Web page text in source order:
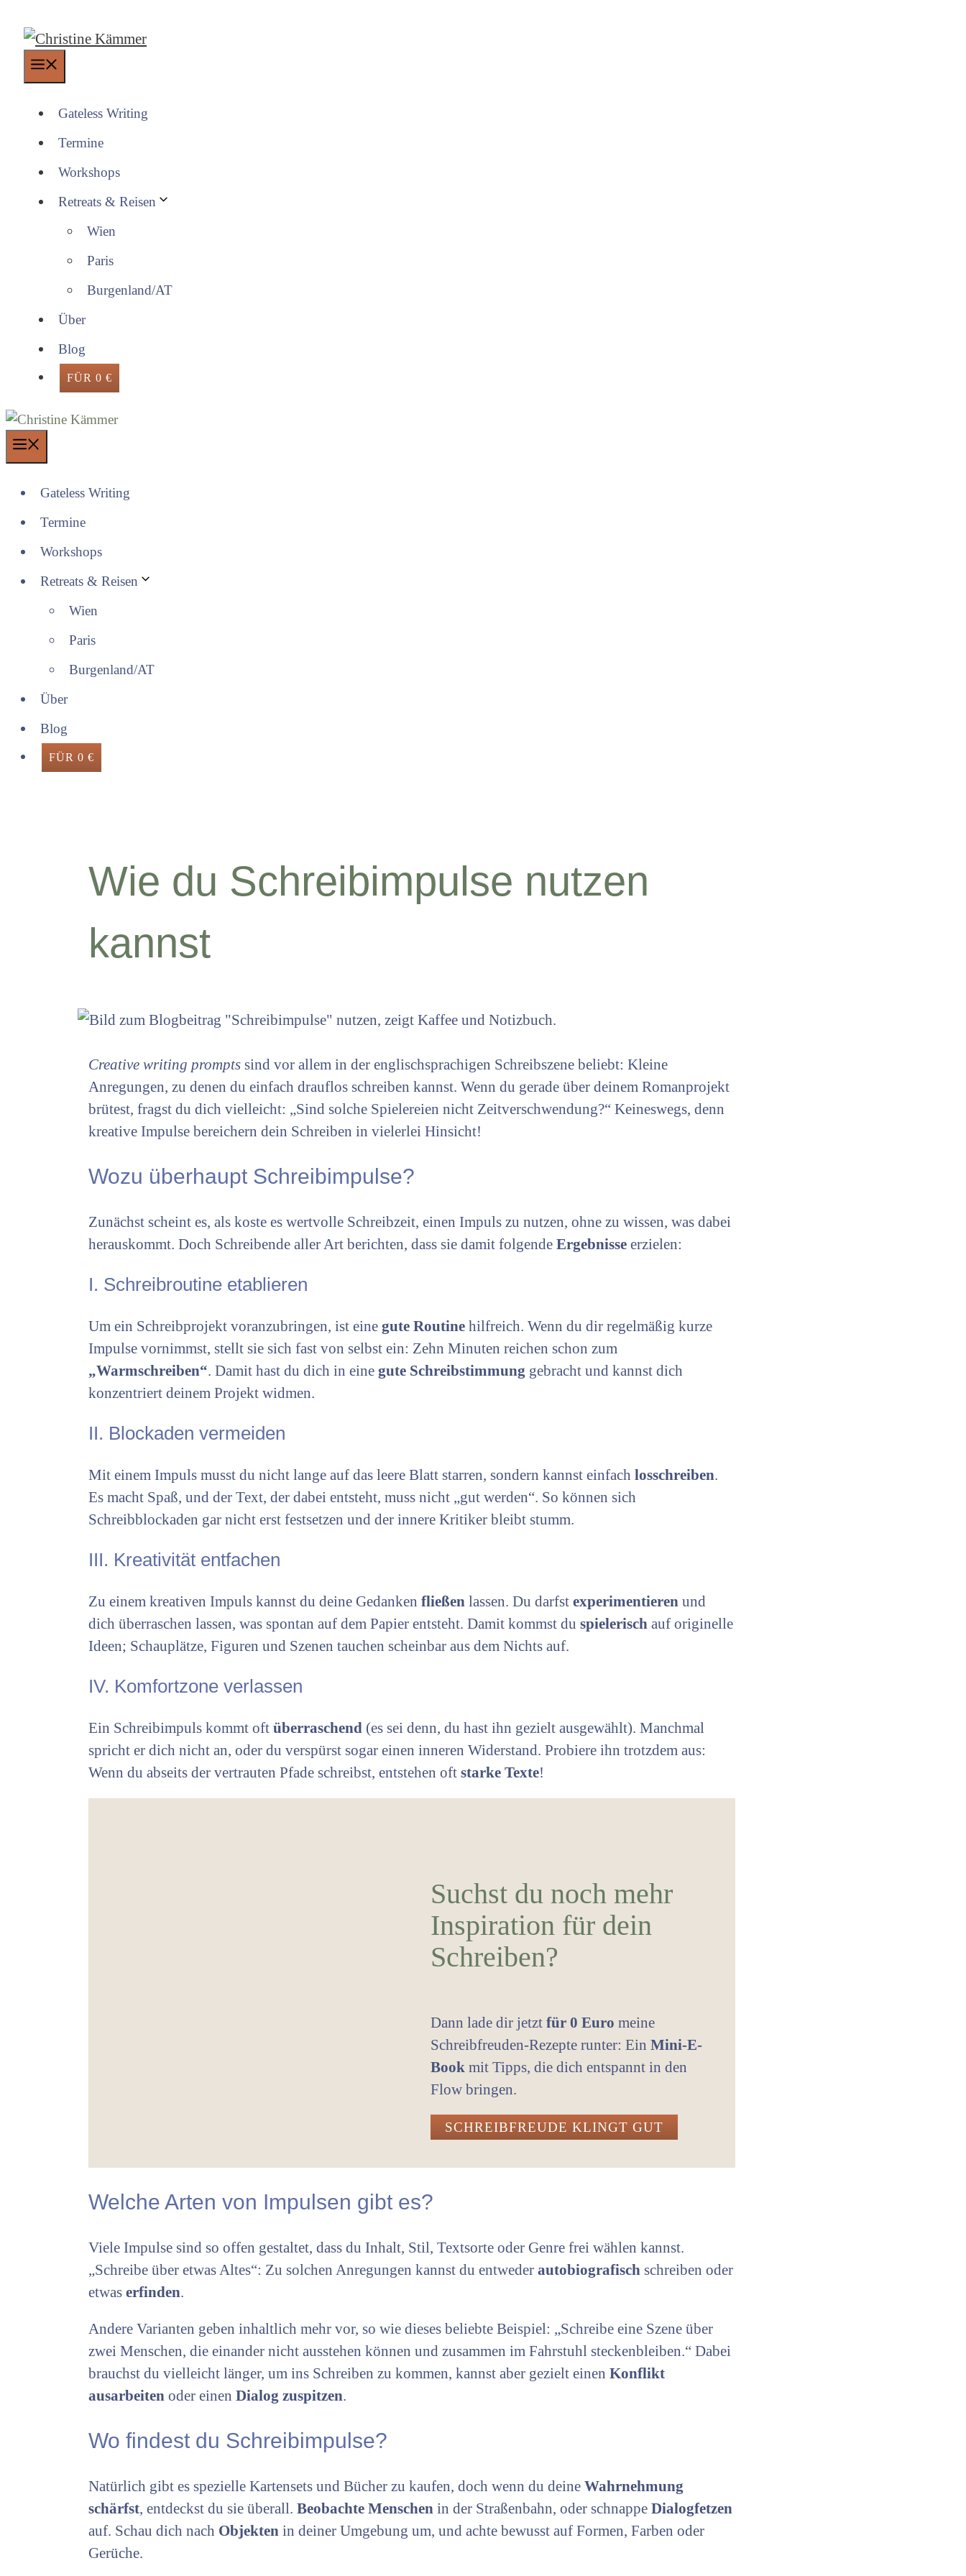
Inhalt
springen
Gateless Writing
Termine
Workshops
Retreats & Reisen
Wien
Paris
Burgenland/AT
Über
Blog
FÜR 0 €
Gateless Writing
Termine
Workshops
Retreats & Reisen
Wien
Paris
Burgenland/AT
Über
Blog
FÜR 0 €
Wie du Schreibimpulse nutzen
kannst
Creative writing prompts sind vor allem in der englischsprachigen Schreibszene beliebt: Kleine
Anregungen, zu denen du einfach drauflos schreiben kannst. Wenn du gerade über deinem Romanprojekt
brütest, fragst du dich vielleicht: „Sind solche Spielereien nicht Zeitverschwendung?“ Keineswegs, denn
kreative Impulse bereichern dein Schreiben in vielerlei Hinsicht!
Wozu überhaupt Schreibimpulse?
Zunächst scheint es, als koste es wertvolle Schreibzeit, einen Impuls zu nutzen, ohne zu wissen, was dabei
herauskommt. Doch Schreibende aller Art berichten, dass sie damit folgende Ergebnisse erzielen:
I. Schreibroutine etablieren
Um ein Schreibprojekt voranzubringen, ist eine gute Routine hilfreich. Wenn du dir regelmäßig kurze
Impulse vornimmst, stellt sie sich fast von selbst ein: Zehn Minuten reichen schon zum
„Warmschreiben“. Damit hast du dich in eine gute Schreibstimmung gebracht und kannst dich
konzentriert deinem Projekt widmen.
II. Blockaden vermeiden
Mit einem Impuls musst du nicht lange auf das leere Blatt starren, sondern kannst einfach losschreiben.
Es macht Spaß, und der Text, der dabei entsteht, muss nicht „gut werden“. So können sich
Schreibblockaden gar nicht erst festsetzen und der innere Kritiker bleibt stumm.
III. Kreativität entfachen
Zu einem kreativen Impuls kannst du deine Gedanken fließen lassen. Du darfst experimentieren und
dich überraschen lassen, was spontan auf dem Papier entsteht. Damit kommst du spielerisch auf originelle
Ideen; Schauplätze, Figuren und Szenen tauchen scheinbar aus dem Nichts auf.
IV. Komfortzone verlassen
Ein Schreibimpuls kommt oft überraschend (es sei denn, du hast ihn gezielt ausgewählt). Manchmal
spricht er dich nicht an, oder du verspürst sogar einen inneren Widerstand. Probiere ihn trotzdem aus:
Wenn du abseits der vertrauten Pfade schreibst, entstehen oft starke Texte!
Suchst du noch mehr
Inspiration für dein
Schreiben?
Dann lade dir jetztfür 0 Euro meine
Schreibfreuden-Rezepte runter: EinMini-E-
Book mit Tipps, die dich entspannt in den
Flow bringen.
SCHREIBFREUDE KLINGT GUT
Welche Arten von Impulsen gibt es?
Viele Impulse sind so offen gestaltet, dass du Inhalt, Stil, Textsorte oder Genre frei wählen kannst.
„Schreibe über etwas Altes“: Zu solchen Anregungen kannst du entweder autobiografisch schreiben oder
etwas erfinden
Andere Varianten geben inhaltlich mehr vor, so wie dieses beliebte Beispiel: „Schreibe eine Szene über
zwei Menschen, die einander nicht ausstehen können und zusammen im Fahrstuhl steckenbleiben.“ Dabei
brauchst du vielleicht länger, um ins Schreiben zu kommen, kannst aber gezielt einen Konflikt
ausarbeiten oder einen Dialog zuspitzen.
Wo findest du Schreibimpulse?
Natürlich gibt es spezielle Kartensets und Bücher zu kaufen, doch wenn du deine Wahrnehmung
schärfst, entdeckst du sie überall. Beobachte Menschen in der Straßenbahn, oder schnappe Dialogfetzen
auf. Schau dich nach Objekten in deiner Umgebung um, und achte bewusst auf Formen, Farben oder
Gerüche.